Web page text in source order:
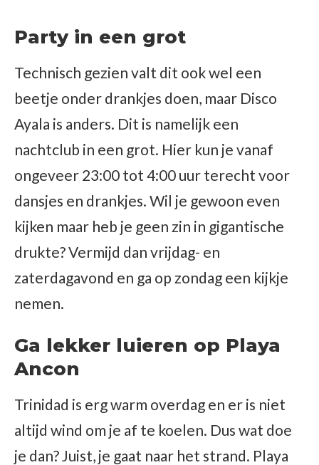
Party in een grot
Technisch gezien valt dit ook wel een
beetje onder drankjes doen, maar Disco
Ayala is anders. Dit is namelijk een
nachtclub in een grot. Hier kun je vanaf
ongeveer 23:00 tot 4:00 uur terecht voor
dansjes en drankjes. Wil je gewoon even
kijken maar heb je geen zin in gigantische
drukte? Vermijd dan vrijdag- en
zaterdagavond en ga op zondag een kijkje
nemen.
Ga lekker luieren op Playa
Ancon
Trinidad is erg warm overdag en er is niet
altijd wind om je af te koelen. Dus wat doe
je dan? Juist, je gaat naar het strand. Playa